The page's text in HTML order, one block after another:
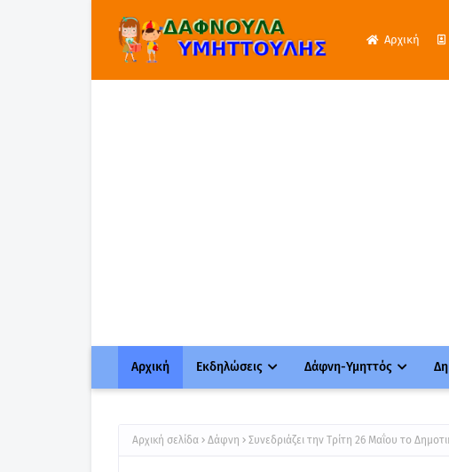
Αρχική
Αρχική Εκδηλώσεις Δάφνη-Υμηττός
Αρχική σελίδα Δάφνη Συνεδριάζει την Τρίτη 26 Μαΐου το